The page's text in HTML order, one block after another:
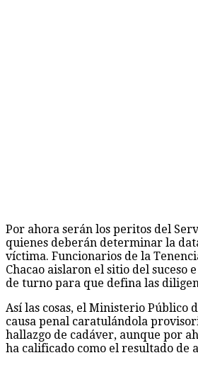
Por ahora serán los peritos del
quienes deberán determinar la
víctima. Funcionarios de la
Chacao aislaron el sitio del suceso
de turno para que defina las
Así las cosas, el Ministerio Público
causa penal caratulándola
hallazgo de cadáver, aunque por
ha calificado como el resultado de